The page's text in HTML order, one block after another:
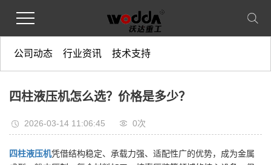
公司动态 行业资讯 技术支持
四柱液压机怎么选？价格是多少？
2026-03-14 11:06:45 0次
四柱液压机凭借结构稳定、承载力强、适配性广的优势，成为金属